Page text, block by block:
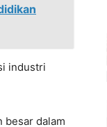
industri
besar dalam